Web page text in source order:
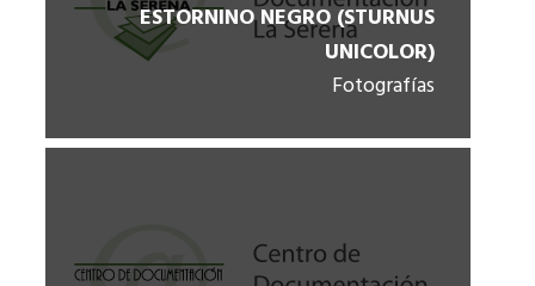
ESTORNINO NEGRO (STURNUS
UNICOLOR)
Fotografías